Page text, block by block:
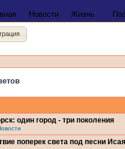
Новости Жизнь
один город - три поколения
поперек света под песни Исая